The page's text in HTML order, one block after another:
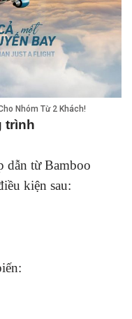
Nhóm Từ 2 Khách!
trình
dẫn từ Bamboo
kiện sau: